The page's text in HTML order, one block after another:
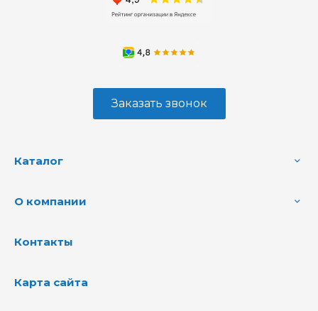
Заказать звонок
Каталог
О компании
Контакты
Карта сайта